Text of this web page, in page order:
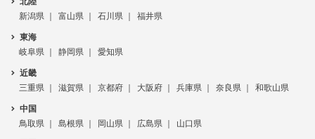
新潟県
富山県 石川県 福井県
東海
岐阜県
静岡県 愛知県
近畿
三重県
滋賀県 京都府 大阪府 兵庫県 奈良県 和歌山県
中国
鳥取県
島根県 岡山県 広島県 山口県